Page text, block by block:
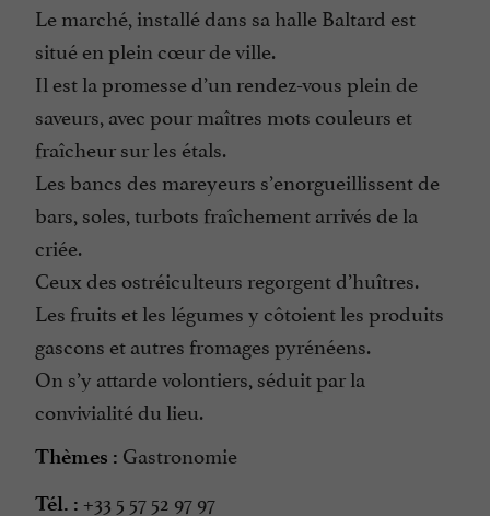
Le marché, installé dans sa halle Baltard est
situé en plein cœur de ville.
Il est la promesse d’un rendez-vous plein de
saveurs, avec pour maîtres mots couleurs et
fraîcheur sur les étals.
Les bancs des mareyeurs s’enorgueillissent de
bars, soles, turbots fraîchement arrivés de la
criée.
Ceux des ostréiculteurs regorgent d’huîtres.
Les fruits et les légumes y côtoient les produits
gascons et autres fromages pyrénéens.
On s’y attarde volontiers, séduit par la
convivialité du lieu.
Thèmes : Gastronomie
Tél. : +33 5 57 52 97 97